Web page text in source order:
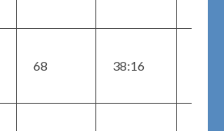
68 38:16